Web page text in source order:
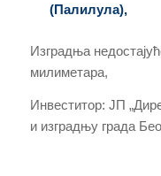
(Палилула),
Изградња
милиметара,
Инвеститор: ЈП
и изградњу града